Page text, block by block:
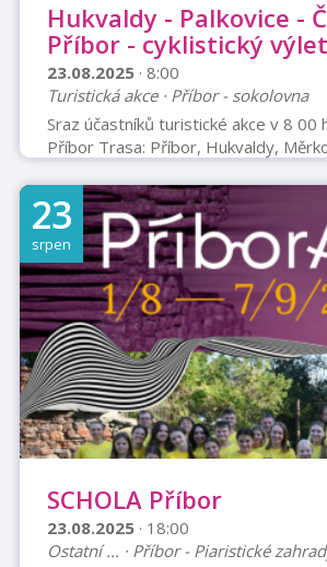
Hukvaldy - Palkovice -
Příbor - cyklistický výlet
23.08.2025 · 8:00
Turistická akce · Příbor - sokolovna
Sraz účastníků turistické akce v 8 00
Příbor Trasa: Příbor, Hukvaldy,
občerstvením) a zpět Příbor. Délka
možnost prodloužení přehrada
celkem asi 55 km Vybavení kol a
odpovídat platným předpisům.
vyhrazena. Akce se koná pouze za
Vedoucí akce: Lucie Ocelková Tel.:
23
srpen
SCHOLA Příbor
23.08.2025 · 18:00
Ostatní ... · Příbor - Piaristické